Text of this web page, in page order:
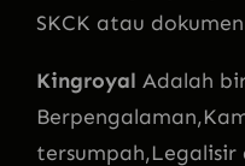
SKCK atau
Kingroyal Adalah